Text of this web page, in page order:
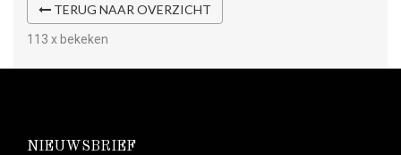
TERUG NAAR OVERZICHT
113 x bekeken
NIEUWSBRIEF